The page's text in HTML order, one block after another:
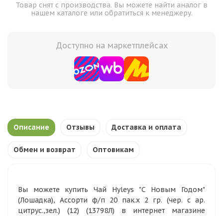
Товар снят с производства. Вы можете найти аналог в
нашем каталоге или обратиться к менеджеру.
Доступно на маркетплейсах
Описание Отзывы Доставка и оплата
Обмен и возврат Оптовикам
Вы можете купить Чай Hyleys "С Новым Годом"
(Лошадка), Ассорти ф/п 20 пак.х 2 гр. (чер. с ар.
цитрус.,зел.) (12) (13798Л) в интернет магазине